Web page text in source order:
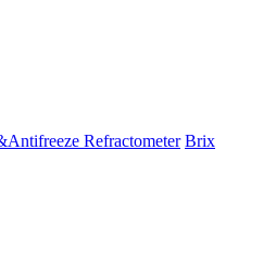
Refractometer Brix